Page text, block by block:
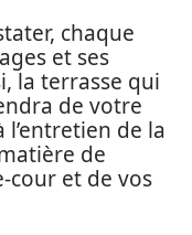
chaque
et ses
la terrasse qui
de votre
de la
de
cour et de vos